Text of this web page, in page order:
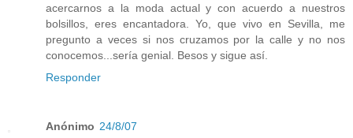
acercarnos a la moda actual y con acuerdo a nuestros
bolsillos, eres encantadora. Yo, que vivo en Sevilla, me
pregunto a veces si nos cruzamos por la calle y no nos
conocemos...sería genial. Besos y sigue así.
Responder
Anónimo 24/8/07